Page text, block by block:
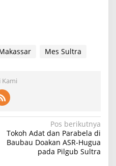
Mes Sultra
Pos berikutnya
Tokoh Adat dan Parabela di
Baubau Doakan ASR-Hugua
pada Pilgub Sultra